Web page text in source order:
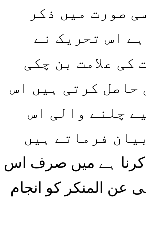
صورت میں ذکر
اس تحریک نے
علامت بن چکی
حاصل کرتی ہیں اس
چلنے والی اس
فرماتے ہیں
کرنا ہے میں صرف اس
عن المنکر کو انجام